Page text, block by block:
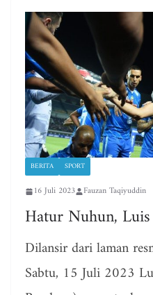
BERITA SPORT
16 Juli 2023 Fauzan Taqiyuddin
Hatur Nuhun,
Dilansir dari laman
Sabtu, 15 Juli 2023